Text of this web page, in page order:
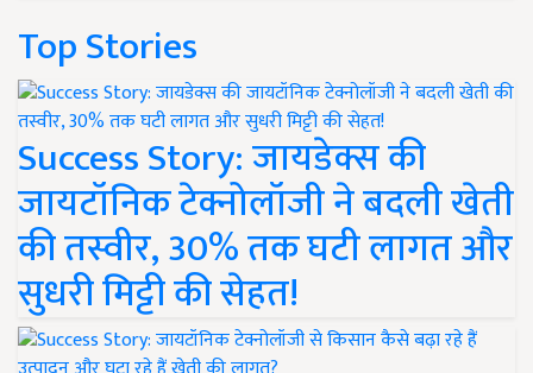
Top Stories
Success Story: जायडेक्स की
जायटॉनिक टेक्नोलॉजी ने बदली खेती
की तस्वीर, 30% तक घटी लागत और
सुधरी मिट्टी की सेहत!